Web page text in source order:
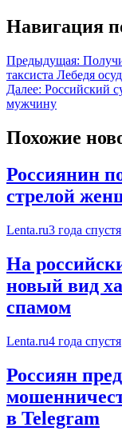
Навигация
Предыдущая:
таксиста Лебедя
Далее: Российский
мужчину
Похожие
Россиянин
стрелой
Lenta.ru3 года спустя
На
новый вид
спамом
Lenta.ru4 года спустя
Россиян
в Telegram